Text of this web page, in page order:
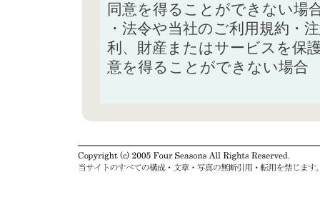
同意を得ることができない場
・法令や当社のご利用規約・
利、財産またはサービスを保
意を得ることができない場合